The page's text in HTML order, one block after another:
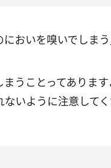
においを嗅いでしま
うことってありま
いように注意してく